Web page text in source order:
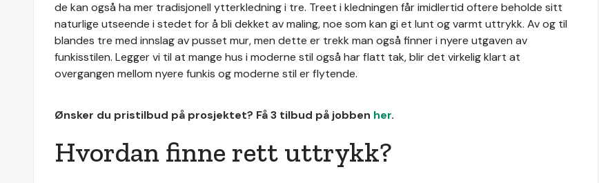
de kan også ha mer tradisjonell ytterkledning i tre. Treet i kledningen får imidlertid oftere beholde sitt
naturlige utseende i stedet for å bli dekket av maling, noe som kan gi et lunt og varmt uttrykk. Av og til
blandes tre med innslag av pusset mur, men dette er trekk man også finner i nyere utgaven av
funkisstilen. Legger vi til at mange hus i moderne stil også har flatt tak, blir det virkelig klart at
overgangen mellom nyere funkis og moderne stil er flytende.
Ønsker du pristilbud på prosjektet? Få 3 tilbud på jobben her.
Hvordan finne rett uttrykk?